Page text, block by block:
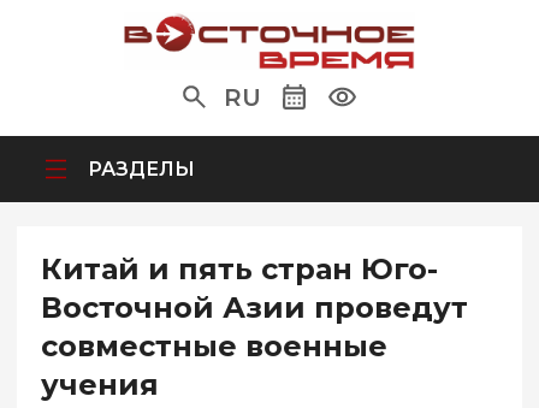
RU
РАЗДЕЛЫ
Китай и пять стран Юго-
Восточной Азии проведут
совместные военные
учения